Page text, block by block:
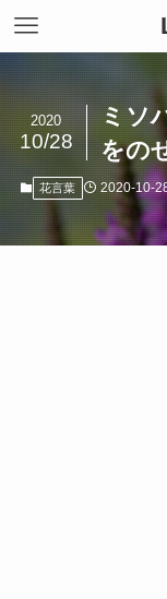
ミソ
をの
2020
10/28
花言葉 2020-10-